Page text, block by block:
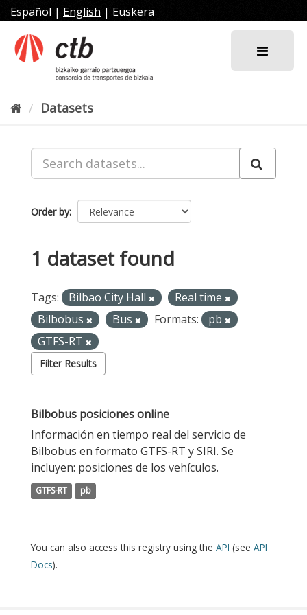
Skip
to
content
Español | English | Euskera
Datasets
Order by
1 dataset found
Tags: Bilbao City Hall
Real time
Bilbobus
Bus Formats:
pb
GTFS-RT
Filter Results
Bilbobus posiciones online
Información en tiempo real del servicio de
Bilbobus en formato GTFS-RT y SIRI. Se
incluyen: posiciones de los vehículos.
GTFS-RT pb
You can also access this registry using the API (see API
Docs).